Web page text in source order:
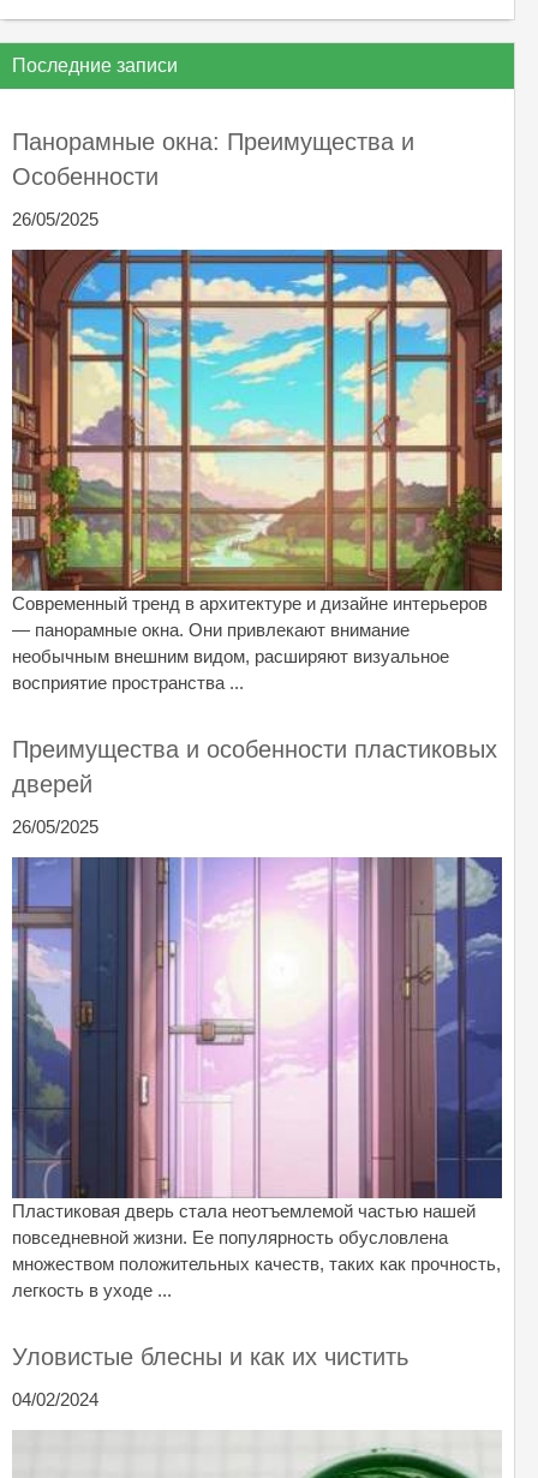
Последние записи
Панорамные окна: Преимущества и
Особенности
26/05/2025
Современный тренд в архитектуре и дизайне интерьеров
— панорамные окна. Они привлекают внимание
необычным внешним видом, расширяют визуальное
восприятие пространства ...
Преимущества и особенности пластиковых
дверей
26/05/2025
Пластиковая дверь стала неотъемлемой частью нашей
повседневной жизни. Ее популярность обусловлена
множеством положительных качеств, таких как прочность,
легкость в уходе ...
Уловистые блесны и как их чистить
04/02/2024